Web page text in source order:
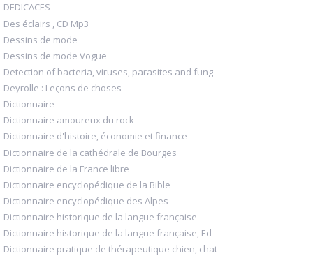
DEDICACES
Des éclairs , CD Mp3
Dessins de mode
Dessins de mode Vogue
Detection of bacteria, viruses, parasites and fung
Deyrolle : Leçons de choses
Dictionnaire
Dictionnaire amoureux du rock
Dictionnaire d'histoire, économie et finance
Dictionnaire de la cathédrale de Bourges
Dictionnaire de la France libre
Dictionnaire encyclopédique de la Bible
Dictionnaire encyclopédique des Alpes
Dictionnaire historique de la langue française
Dictionnaire historique de la langue française, Ed
Dictionnaire pratique de thérapeutique chien, chat